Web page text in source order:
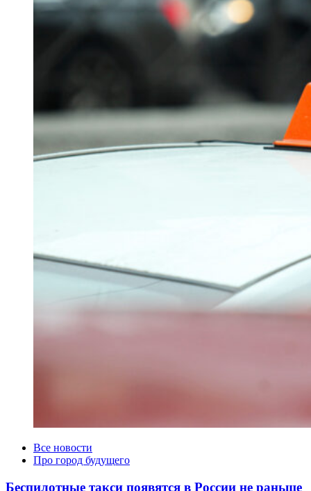
КатегорииВсе новости
Про город будущего
Беспилотные такси появятся в России не раньше